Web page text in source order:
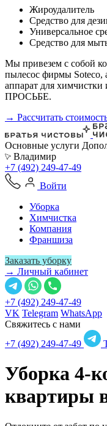
Жироудалитель
Средство для
Универсальное
Средство для
Мы привезем с собой
пылесос фирмы Soteco,
аппарат для
ПРОСЬБЕ.
→ Рассчитать
Основные услуги
Владимир
+7 (492) 249-47-49
Войти
Уборка
Химчистка
Компания
Франшиза
Заказать уборку
→ Личный кабинет
+7 (492) 249-47-49
VK Telegram WhatsApp
Свяжитесь с нами
+7 (492) 249-47-49
Уборка 4-
квартиры